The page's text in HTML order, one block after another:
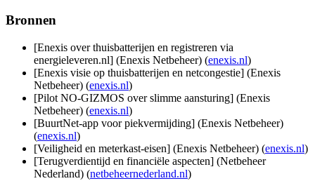
Bronnen
[Enexis over thuisbatterijen en registreren via
energieleveren.nl] (Enexis Netbeheer) (enexis.nl)
[Enexis visie op thuisbatterijen en netcongestie] (Enexis
Netbeheer) (enexis.nl)
[Pilot NO‑GIZMOS over slimme aansturing] (Enexis
Netbeheer) (enexis.nl)
[BuurtNet-app voor piekvermijding] (Enexis Netbeheer)
(enexis.nl)
[Veiligheid en meterkast-eisen] (Enexis Netbeheer) (enexis.nl)
[Terugverdientijd en financiële aspecten] (Netbeheer
Nederland) (netbeheernederland.nl)